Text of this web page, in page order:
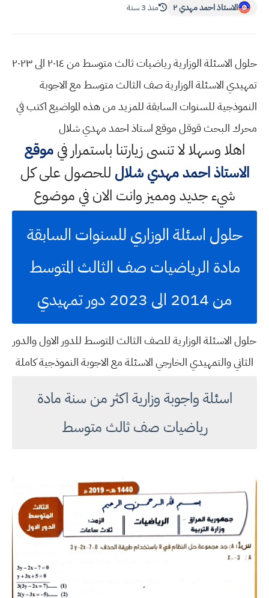
الاستاذ احمد مهدي ٢ منذ 3 سنة
حلول الاسئلة الوزارية رياضيات ثالث متوسط من ٢٠١٤ الى ٢٠٢٣
تمهيدي الاسئلة الوزارية صف الثالث متوسط مع الاجوبة
النموذجية للسنوات السابقة للمزيد من هذه المواضيع اكتب في
محرك البحث قوقل موقع استاذ احمد مهدي شلال
اهلا وسهلالا تنسى زيارتنا باستمرار فيموقع
الاستاذ احمد مهدي شلال للحصول على كل
شيء جديد ومميز وانت الان في موضوع
حلول اسئلة الوزاري للسنوات السابقة
مادة الرياضيات صف الثالث المتوسط
من 2014 الى 2023 دور تمهيدي
حلول الاسئلة الوزارية للصف الثالث المتوسط للدور الاول والدور
الثاني والتمهيدي الخارجي الاسئلة مع الاجوبة النموذجية كاملة
اسئلة واجوبة وزارية اكثر من سنة مادة
رياضيات صف ثالث متوسط